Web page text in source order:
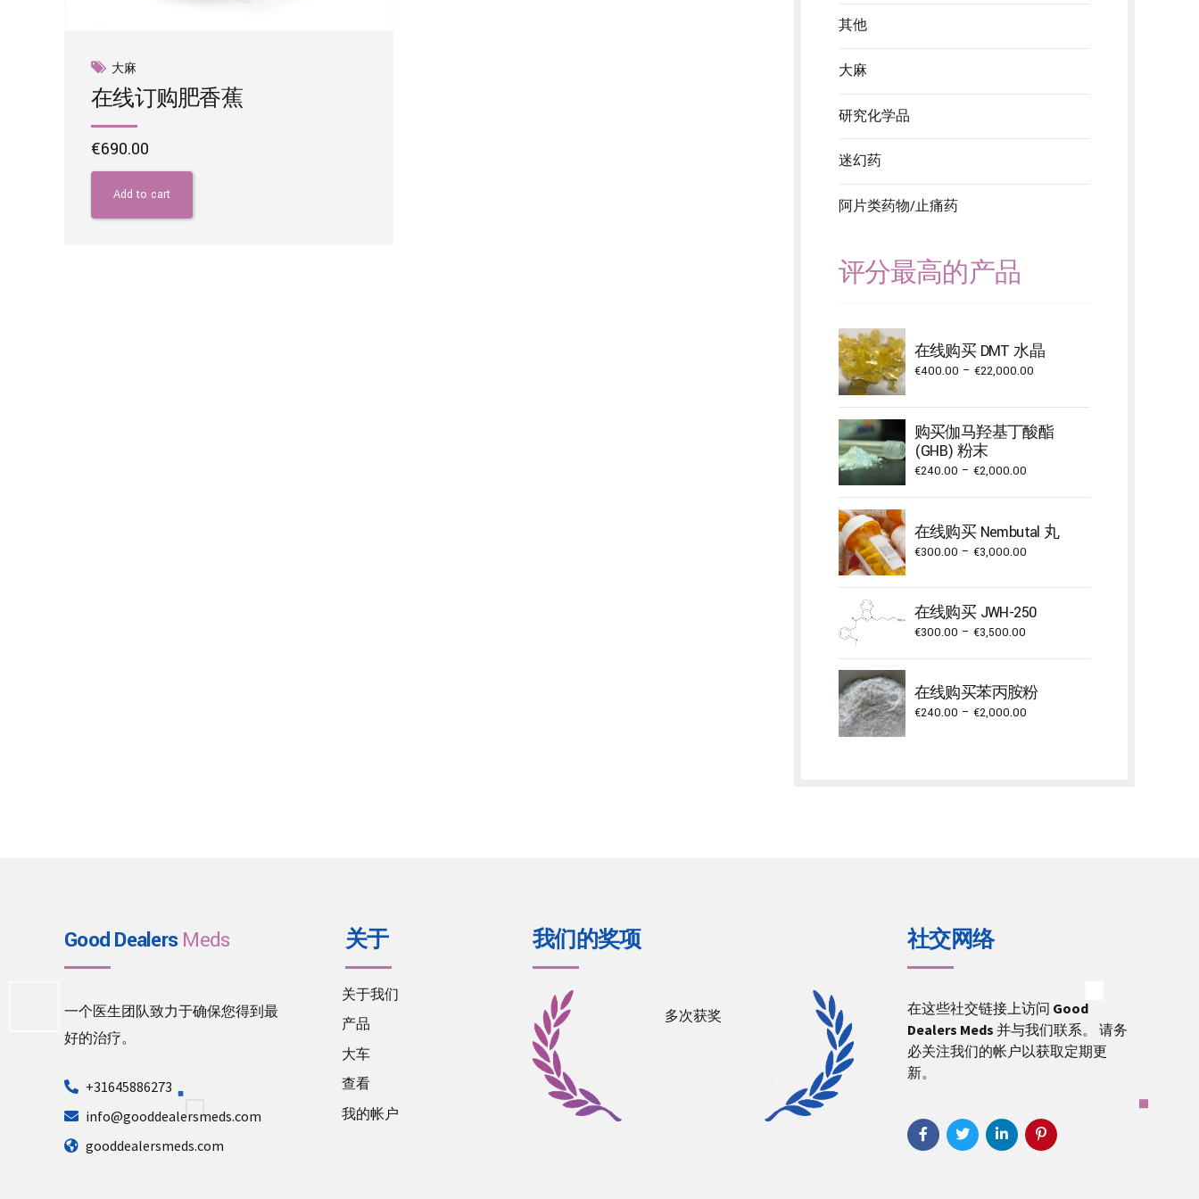
大麻
在线订购肥香蕉
€690.00
Add to cart
其他
大麻
研究化学品
迷幻药
阿片类药物/止痛药
评分最高的产品
在线购买 DMT 水晶
€400.00 – €22,000.00Price
through
购买伽马羟基丁酸酯
(GHB) 粉末
€240.00 – €2,000.00Price
through
€2,000.00
在线购买 Nembutal 丸
€300.00 – €3,000.00Price
through
在线购买 JWH-250
€300.00 – €3,500.00Price
through
€3,500.00
在线购买苯丙胺粉
€240.00 – €2,000.00Price
Good DealersMeds
一个医生团队致力于确保您得到最
好的治疗。
+31645886273
info@gooddealersmeds.com
gooddealersmeds.com
关于
关于我们
产品
大车
查看
我的帐户
我们的奖项
多次获奖
社交网络
在这些社交链接上访问 Good
Dealers Meds 并与我们联系。 请务
必关注我们的帐户以获取定期更
新。